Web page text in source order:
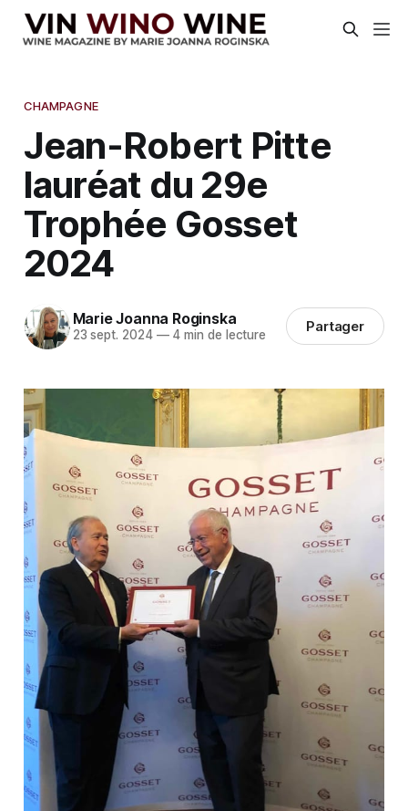
CHAMPAGNE
Jean-Robert Pitte
lauréat du 29e
Trophée Gosset
2024
Marie Joanna Roginska
23 sept. 2024 —4 min de lecture Partager